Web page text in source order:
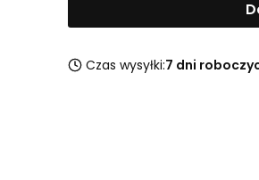
Czas wysyłki:7 dni